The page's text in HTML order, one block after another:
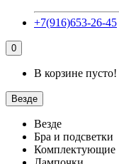
+7(916)653-26-45
0
В корзине пусто!
Везде
Везде
Бра и подсветки
Комплектующие